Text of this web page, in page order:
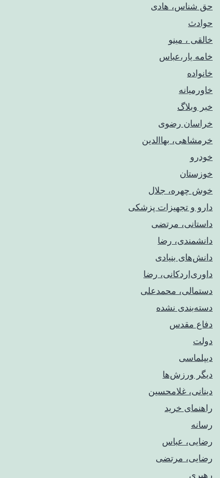
حق شناس، هادی
حوادث
خالقی ، مینو
خامه یار،عباس
خانواده
خاورمیانه
خبر وبلاگ
خراسان رضوی
خرمشاهی، بهاالدین
خودرو
خوزستان
خوش چهره، جلال
دارو و تجهیزات پزشکی
داستانی، مرتضی
دانشمندی، رضا
دانش‌های بنیادی
داوری‌اردکانی، رضا
دستمالی، محمدعلی
دسته‌بندی نشده
دفاع مقدس
دولت
دیپلماسی
دیگر ورزش‌ها
دینانی، غلامحسین
راهنمای خريد
رسانه
رضایی، عباس
رضایی، مرتضی
رهبری